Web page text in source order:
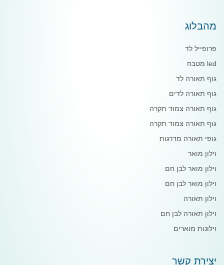
מהבלוג
פרופייל לד
led מטבח
גוף תאורה לד
גוף תאורה לדים
גוף תאורה צמוד תקרה
גוף תאורה צמוד תקרה
גופי תאורה מדרגות
וילון מואר
וילון מואר לבן חם
וילון מואר לבן חם
וילון תאורה
וילון תאורה לבן חם
וילונות מוארים
יצירת קשר